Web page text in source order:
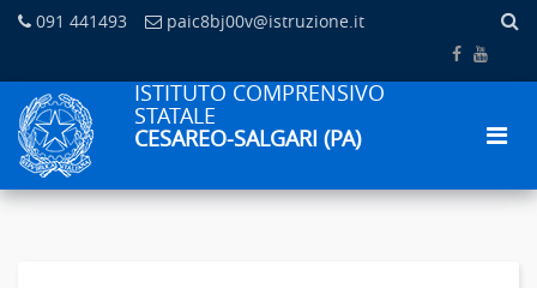
091 441493 paic8bj00v@istruzione.it
ISTITUTO COMPRENSIVO
STATALE
CESAREO-SALGARI (PA)